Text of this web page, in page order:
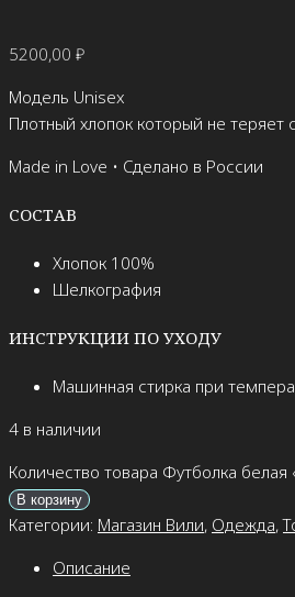
5200,00 ₽
Модель Unisex
Плотный хлопок который не теряет
Made in Love • Cделано в России
СОСТАВ
Хлопок 100%
Шелкография
ИНСТРУКЦИИ ПО УХОДУ
Машинная стирка при
4 в наличии
Количество товара Футболка белая
В корзину
Категории: Магазин Вили, Одежда,
Описание